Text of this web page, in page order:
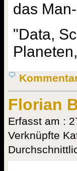
das
"Data,
Florian
Erfasst am :
Verknüpfte